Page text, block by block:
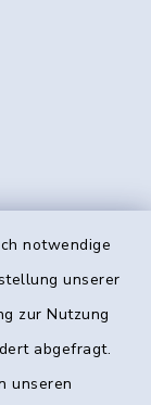
notwendige
unserer
zur Nutzung
abgefragt.
unseren